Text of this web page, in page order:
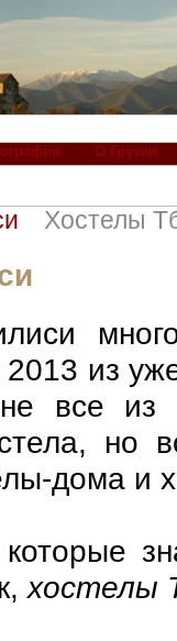
О Грузии
Хостелы
2013 из
все из
но
дома и
хостелы